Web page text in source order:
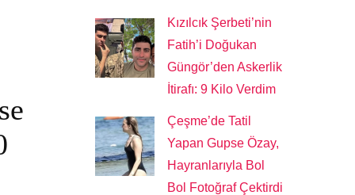
Kızılcık Şerbeti’nin
Fatih’i Doğukan
Güngör’den Askerlik
İtirafı: 9 Kilo Verdim
Çeşme’de Tatil
Yapan Gupse Özay,
Hayranlarıyla Bol
Bol Fotoğraf Çektirdi